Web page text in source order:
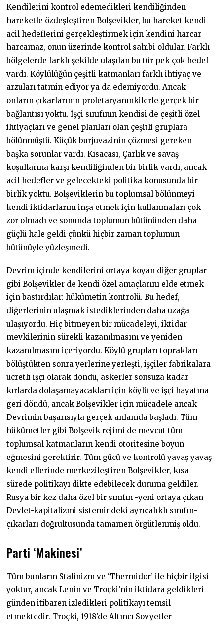
Kendilerini kontrol edemedikleri kendiliğinden
hareketle özdeşleştiren Bolşevikler, bu hareket kendi
acil hedeflerini gerçekleştirmek için kendini harcar
harcamaz, onun üzerinde kontrol sahibi oldular. Farklı
bölgelerde farklı şekilde ulaşılan bu tür pek çok hedef
vardı. Köylülüğün çeşitli katmanları farklı ihtiyaç ve
arzuları tatmin ediyor ya da edemiyordu. Ancak
onların çıkarlarının proletaryanınkilerle gerçek bir
bağlantısı yoktu. İşçi sınıfının kendisi de çeşitli özel
ihtiyaçları ve genel planları olan çeşitli gruplara
bölünmüştü. Küçük burjuvazinin çözmesi gereken
başka sorunlar vardı. Kısacası, Çarlık ve savaş
koşullarına karşı kendiliğinden bir birlik vardı, ancak
acil hedefler ve gelecekteki politika konusunda bir
birlik yoktu. Bolşeviklerin bu toplumsal bölünmeyi
kendi iktidarlarını inşa etmek için kullanmaları çok
zor olmadı ve sonunda toplumun bütününden daha
güçlü hale geldi çünkü hiçbir zaman toplumun
bütünüyle yüzleşmedi.
Devrim içinde kendilerini ortaya koyan diğer gruplar
gibi Bolşevikler de kendi özel amaçlarını elde etmek
için bastırdılar: hükümetin kontrolü. Bu hedef,
diğerlerinin ulaşmak istediklerinden daha uzağa
ulaşıyordu. Hiç bitmeyen bir mücadeleyi, iktidar
mevkilerinin sürekli kazanılmasını ve yeniden
kazanılmasını içeriyordu. Köylü grupları toprakları
bölüştükten sonra yerlerine yerleşti, işçiler fabrikalara
ücretli işçi olarak döndü, askerler sonsuza kadar
kırlarda dolaşamayacakları için köylü ve işçi hayatına
geri döndü, ancak Bolşevikler için mücadele ancak
Devrimin başarısıyla gerçek anlamda başladı. Tüm
hükümetler gibi Bolşevik rejimi de mevcut tüm
toplumsal katmanların kendi otoritesine boyun
eğmesini gerektirir. Tüm gücü ve kontrolü yavaş yavaş
kendi ellerinde merkezileştiren Bolşevikler, kısa
sürede politikayı dikte edebilecek duruma geldiler.
Rusya bir kez daha özel bir sınıfın -yeni ortaya çıkan
Devlet-kapitalizmi sistemindeki ayrıcalıklı sınıfın-
çıkarları doğrultusunda tamamen örgütlenmiş oldu.
Parti ‘Makinesi’
Tüm bunların Stalinizm ve ‘Thermidor’ ile hiçbir ilgisi
yoktur, ancak Lenin ve Troçki’nin iktidara geldikleri
günden itibaren izledikleri politikayı temsil
etmektedir. Troçki, 1918’de Altıncı Sovyetler